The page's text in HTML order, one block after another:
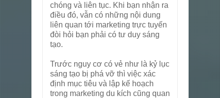
chóng và liên tục. Khi bạn nhận ra
điều đó, vẫn có những nội dung
liên quan tới marketing trực tuyến
đòi hỏi bạn phải có tư duy sáng
tạo.
Trước nguy cơ có vẻ như là kỷ lục
sáng tạo bị phá vỡ thì việc xác
định mục tiêu và lập kế hoạch
trong marketing du kích cũng quan